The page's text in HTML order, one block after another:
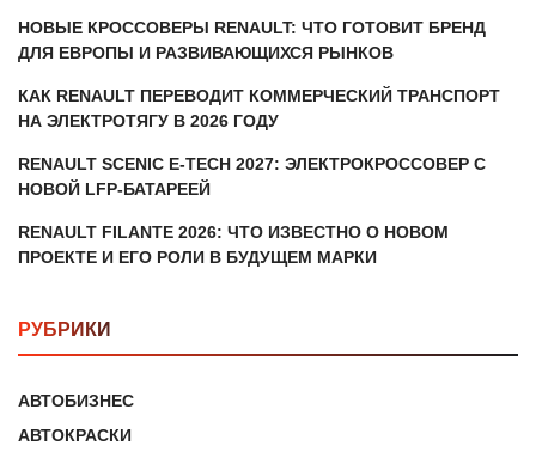
НОВЫЕ КРОССОВЕРЫ RENAULT: ЧТО ГОТОВИТ БРЕНД
ДЛЯ ЕВРОПЫ И РАЗВИВАЮЩИХСЯ РЫНКОВ
КАК RENAULT ПЕРЕВОДИТ КОММЕРЧЕСКИЙ ТРАНСПОРТ
НА ЭЛЕКТРОТЯГУ В 2026 ГОДУ
RENAULT SCENIC E-TECH 2027: ЭЛЕКТРОКРОССОВЕР С
НОВОЙ LFP-БАТАРЕЕЙ
RENAULT FILANTE 2026: ЧТО ИЗВЕСТНО О НОВОМ
ПРОЕКТЕ И ЕГО РОЛИ В БУДУЩЕМ МАРКИ
РУБРИКИ
АВТОБИЗНЕС
АВТОКРАСКИ